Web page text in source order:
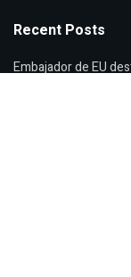
Recent Posts
Embajador de EU